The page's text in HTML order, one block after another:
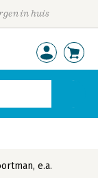
in huis
, e.a.